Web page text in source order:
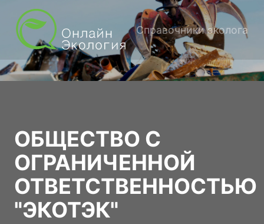
Справочники эколога
ОБЩЕСТВО С
ОГРАНИЧЕННОЙ
ОТВЕТСТВЕННОСТЬЮ
"ЭКОТЭК"